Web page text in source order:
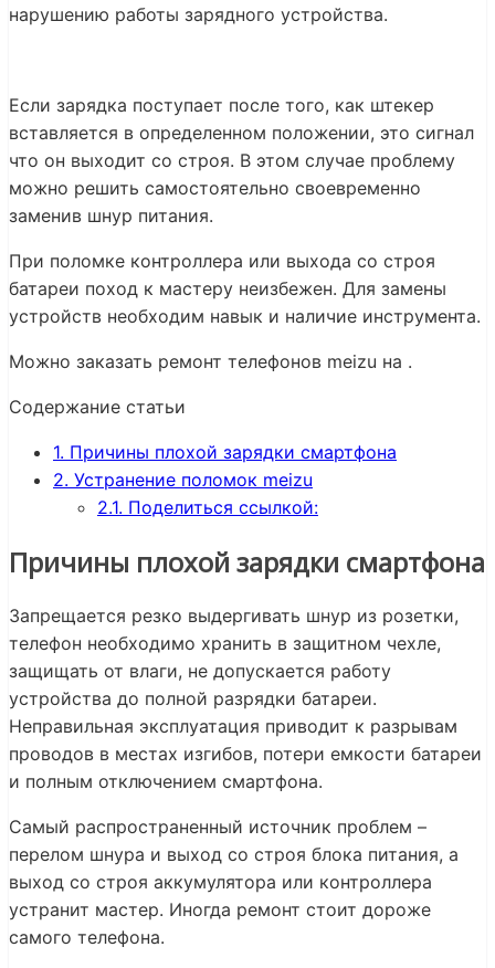
нарушению работы зарядного устройства.
Если зарядка поступает после того, как штекер
вставляется в определенном положении, это сигнал
что он выходит со строя. В этом случае проблему
можно решить самостоятельно своевременно
заменив шнур питания.
При поломке контроллера или выхода со строя
батареи поход к мастеру неизбежен. Для замены
устройств необходим навык и наличие инструмента.
Можно заказать ремонт телефонов meizu на .
Содержание статьи
1. Причины плохой зарядки смартфона
2. Устранение поломок meizu
2.1. Поделиться ссылкой:
Причины плохой зарядки смартфона
Запрещается резко выдергивать шнур из розетки,
телефон необходимо хранить в защитном чехле,
защищать от влаги, не допускается работу
устройства до полной разрядки батареи.
Неправильная эксплуатация приводит к разрывам
проводов в местах изгибов, потери емкости батареи
и полным отключением смартфона.
Самый распространенный источник проблем –
перелом шнура и выход со строя блока питания, а
выход со строя аккумулятора или контроллера
устранит мастер. Иногда ремонт стоит дороже
самого телефона.